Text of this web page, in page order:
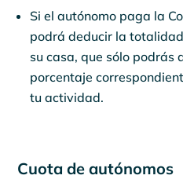
Si el autónomo paga la
podrá deducir la
su casa, que sólo podrás
porcentaje
tu actividad.
Cuota de autónomos